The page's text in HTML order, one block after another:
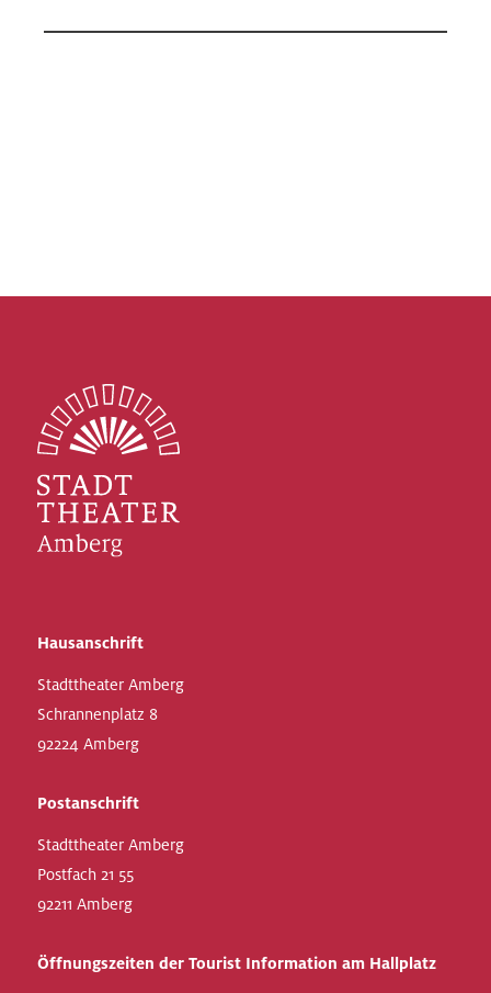
Hausanschrift
Stadttheater Amberg
Schrannenplatz 8
92224 Amberg
Postanschrift
Stadttheater Amberg
Postfach 21 55
92211 Amberg
Öffnungszeiten der Tourist Information am Hallplatz